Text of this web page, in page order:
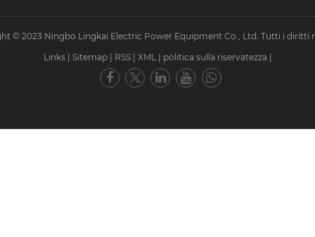
© 2023 Ningbo Lingkai Electric Power Equipment Co., Ltd. Tutti i diritti
Links
Sitemap RSS XML politica sulla riservatezza